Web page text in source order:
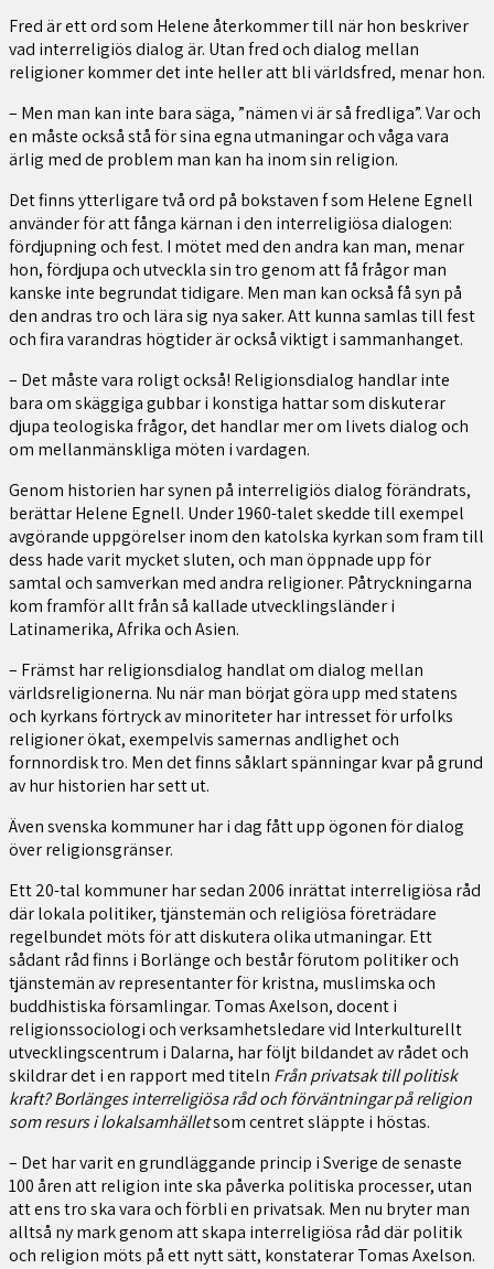
Fred är ett ord som Helene återkommer till när hon beskriver
vad interreligiös dialog är. Utan fred och dialog mellan
religioner kommer det inte heller att bli världsfred, menar hon.
– Men man kan inte bara säga, ”nämen vi är så fredliga”. Var och
en måste också stå för sina egna utmaningar och våga vara
ärlig med de problem man kan ha inom sin religion.
Det finns ytterligare två ord på bokstaven f som Helene Egnell
använder för att fånga kärnan i den interreligiösa dialogen:
fördjupning och fest. I mötet med den andra kan man, menar
hon, fördjupa och utveckla sin tro genom att få frågor man
kanske inte begrundat tidigare. Men man kan också få syn på
den andras tro och lära sig nya saker. Att kunna samlas till fest
och fira varandras högtider är också viktigt i sammanhanget.
– Det måste vara roligt också! Religionsdialog handlar inte
bara om skäggiga gubbar i konstiga hattar som diskuterar
djupa teologiska frågor, det handlar mer om livets dialog och
om mellanmänskliga möten i vardagen.
Genom historien har synen på interreligiös dialog förändrats,
berättar Helene Egnell. Under 1960-talet skedde till exempel
avgörande uppgörelser inom den katolska kyrkan som fram till
dess hade varit mycket sluten, och man öppnade upp för
samtal och samverkan med andra religioner. Påtryckningarna
kom framför allt från så kallade utvecklingsländer i
Latinamerika, Afrika och Asien.
– Främst har religionsdialog handlat om dialog mellan
världsreligionerna. Nu när man börjat göra upp med statens
och kyrkans förtryck av minoriteter har intresset för urfolks
religioner ökat, exempelvis samernas andlighet och
fornnordisk tro. Men det finns såklart spänningar kvar på grund
av hur historien har sett ut.
Även svenska kommuner har i dag fått upp ögonen för dialog
över religionsgränser.
Ett 20-tal kommuner har sedan 2006 inrättat interreligiösa råd
där lokala politiker, tjänstemän och religiösa företrädare
regelbundet möts för att diskutera olika utmaningar. Ett
sådant råd finns i Borlänge och består förutom politiker och
tjänstemän av representanter för kristna, muslimska och
buddhistiska församlingar. Tomas Axelson, docent i
religionssociologi och verksamhetsledare vid Interkulturellt
utvecklingscentrum i Dalarna, har följt bildandet av rådet och
skildrar det i en rapport med titeln Från privatsak till politisk
kraft? Borlänges interreligiösa råd och förväntningar på religion
som resurs i lokalsamhälletsom centret släppte i höstas.
– Det har varit en grundläggande princip i Sverige de senaste
100 åren att religion inte ska påverka politiska processer, utan
att ens tro ska vara och förbli en privatsak. Men nu bryter man
alltså ny mark genom att skapa interreligiösa råd där politik
och religion möts på ett nytt sätt, konstaterar Tomas Axelson.